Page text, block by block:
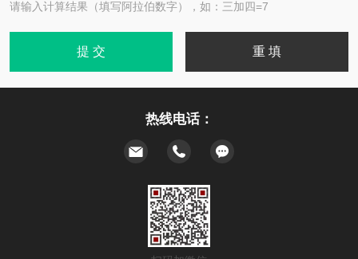
请输入计算结果（填写阿拉伯数字），如：三加四=7
热线电话：